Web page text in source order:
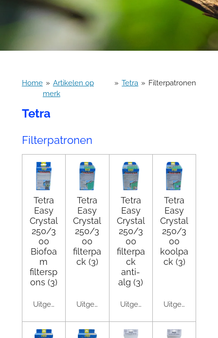
Home » Artikelen op
merk
» Tetra » Filterpatronen
Tetra
Filterpatronen
Tetra
Easy
Crystal
250/3
00
Biofoa
m
filtersp
ons (3)
Uitgeschakeld
Tetra
Easy
Crystal
250/3
00
filterpa
ck (3)
Uitgeschakeld
Tetra
Easy
Crystal
250/3
00
filterpa
ck
anti-
alg (3)
Uitgeschakeld
Tetra
Easy
Crystal
250/3
00
koolpa
ck (3)
Uitgeschakeld